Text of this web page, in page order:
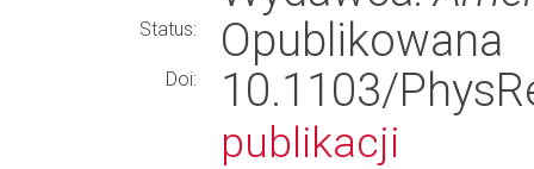
Status: Opublikowana
Doi: 10.1103/
publikacji